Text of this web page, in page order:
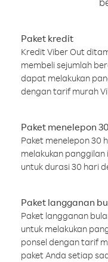
Paket kredit
Kredit Viber Out
membeli sejumlah
dapat melakukan
dengan tarif murah
Paket menelepon
Paket menelepon 30
melakukan
untuk durasi 30 hari
Paket langganan
Paket langganan
untuk melakukan
ponsel dengan tarif
paket Anda setiap